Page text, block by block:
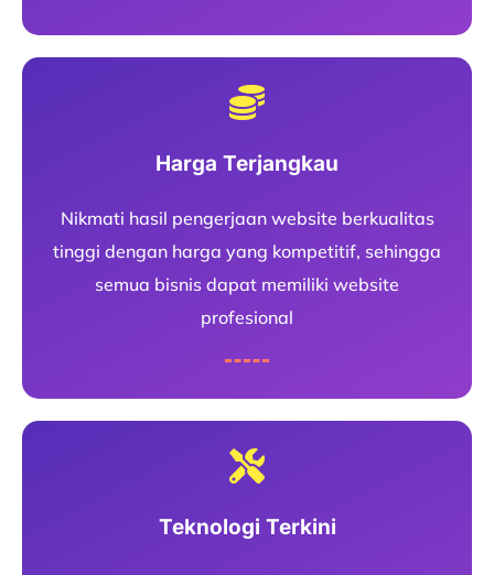
Harga Terjangkau
Nikmati hasil pengerjaan website berkualitas
tinggi dengan harga yang kompetitif, sehingga
semua bisnis dapat memiliki website
profesional
Teknologi Terkini